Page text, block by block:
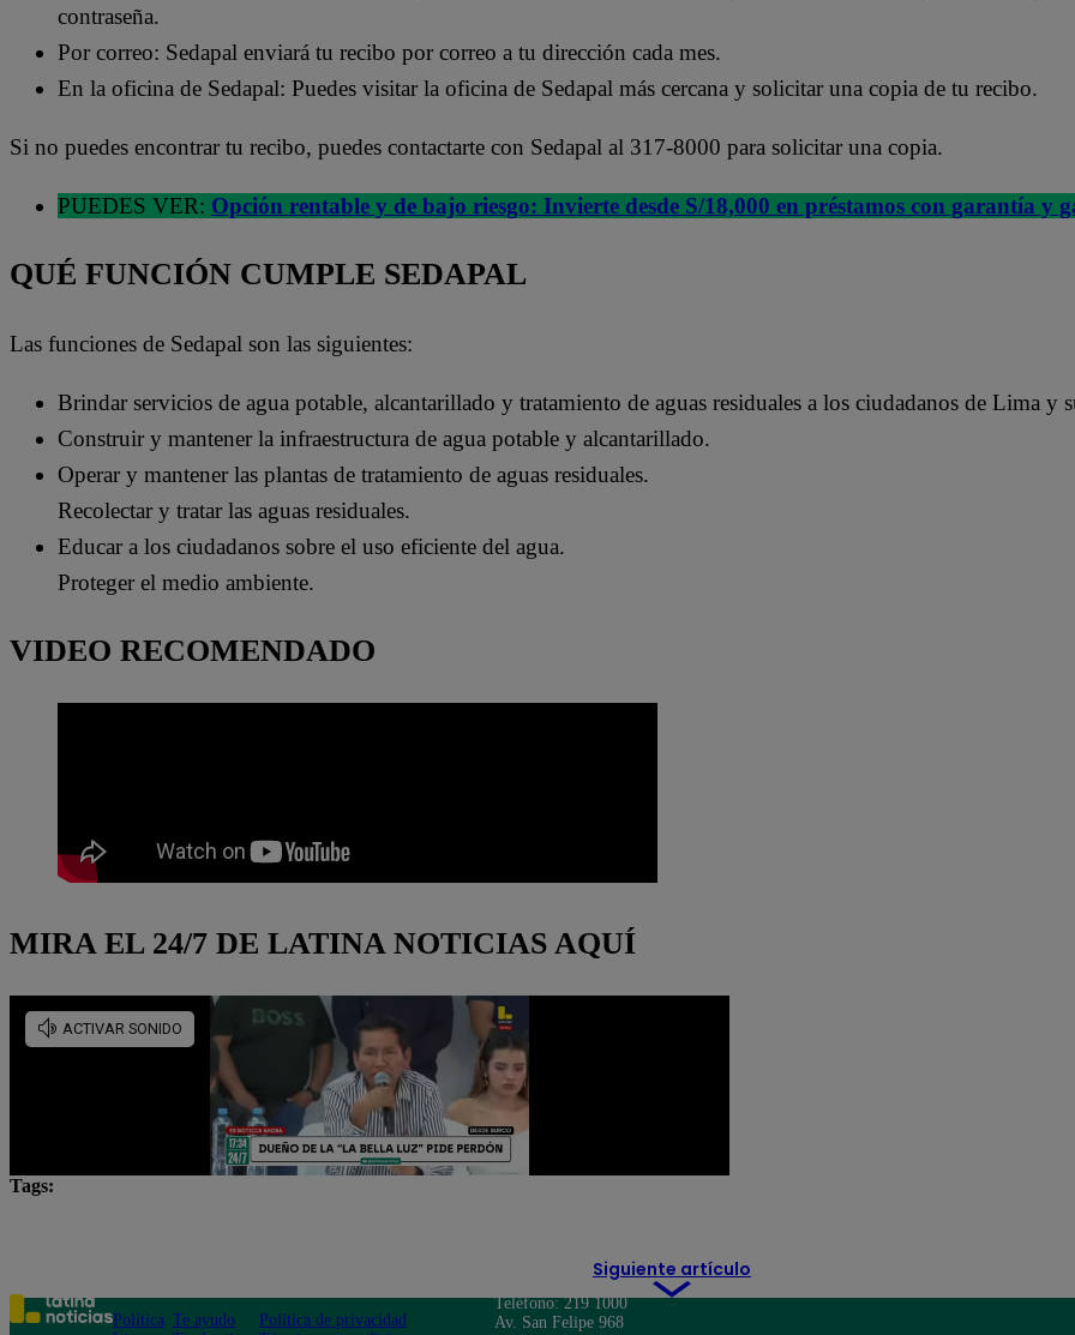
contraseña.
Por correo: Sedapal enviará tu recibo por correo a tu dirección cada mes.
En la oficina de Sedapal: Puedes visitar la oficina de Sedapal más cercana y solicitar una copia de tu recibo.
Si no puedes encontrar tu recibo, puedes contactarte con Sedapal al 317-8000 para solicitar una copia.
PUEDES VER: Opción rentable y de bajo riesgo: Invierte desde S/18,000 en préstamos con garantía y
QUÉ FUNCIÓN CUMPLE SEDAPAL
Las funciones de Sedapal son las siguientes:
Brindar servicios de agua potable, alcantarillado y tratamiento de aguas residuales a los ciudadanos de Lima y
Construir y mantener la infraestructura de agua potable y alcantarillado.
Operar y mantener las plantas de tratamiento de aguas residuales.
Recolectar y tratar las aguas residuales.
Educar a los ciudadanos sobre el uso eficiente del agua.
Proteger el medio ambiente.
VIDEO RECOMENDADO
MIRA EL 24/7 DE LATINA NOTICIAS AQUÍ
Tags:
Siguiente artículo
Política Te ayudo
Política de privacidad
Teléfono: 219 1000
Av. San Felipe 968